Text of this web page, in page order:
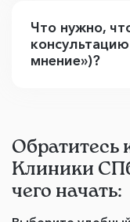
Что нужно,
мнение»)?
Обратитесь
Клиники
чего начать: